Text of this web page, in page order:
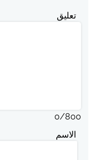
تعليق
0/800
الاسم